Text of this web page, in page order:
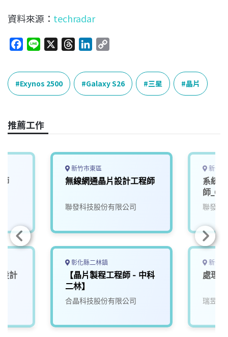
資料來源： techradar
c
e
b
o
k
n
e
e
a
n
k
e
n
p
y
L
k
Exynos 2500 Galaxy S26 三星 晶片
推薦工作
計
新竹市東區
無線網通晶片設計工程師
聯發科技股份有限公司
彰化縣二林鎮
【晶片製程工程師 - 中科
二林】
合晶科技股份有限公司
新竹
系統
師
聯發科
新竹
處理
瑞昱半